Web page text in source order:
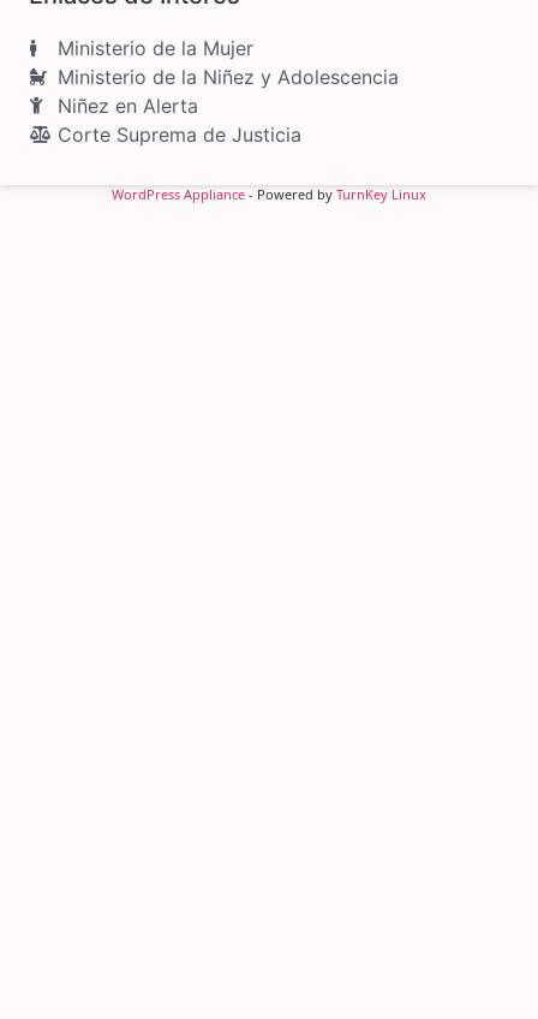
Ministerio de la Mujer
Ministerio de la Niñez y Adolescencia
Niñez en Alerta
Corte Suprema de Justicia
WordPress Appliance - Powered by TurnKey Linux